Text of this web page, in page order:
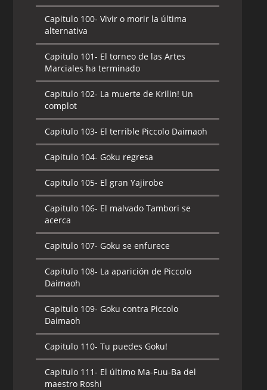
Capitulo 100- Vivir o morir la última
alternativa
Capitulo 101- El torneo de las Artes
Marciales ha terminado
Capitulo 102- La muerte de Krilin! Un
complot
Capitulo 103- El terrible Piccolo Daimaoh
Capitulo 104- Goku regresa
Capitulo 105- El gran Yajirobe
Capitulo 106- El malvado Tambori se
acerca
Capitulo 107- Goku se enfurece
Capitulo 108- La aparición de Piccolo
Daimaoh
Capitulo 109- Goku contra Piccolo
Daimaoh
Capitulo 110- Tu puedes Goku!
Capitulo 111- El último Ma-Fuu-Ba del
maestro Roshi